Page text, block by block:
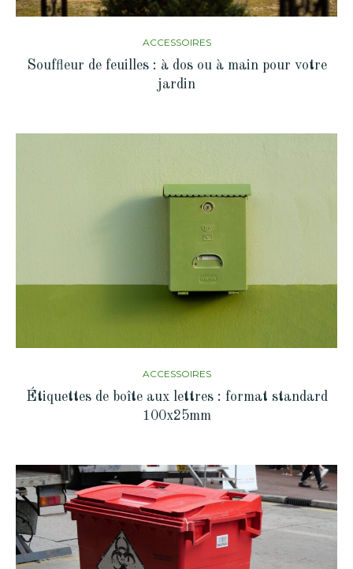
ACCESSOIRES
Souffleur de feuilles : à dos ou à main pour votre
jardin
ACCESSOIRES
Étiquettes de boîte aux lettres : format standard
100x25mm